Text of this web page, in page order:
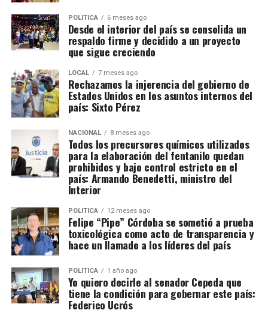
POLÍTICA 6 meses ago
Desde el interior del país se consolida un
respaldo firme y decidido a un proyecto
que sigue creciendo
LOCAL 7 meses ago
Rechazamos la injerencia del gobierno de
Estados Unidos en los asuntos internos del
país: Sixto Pérez
NACIONAL 8 meses ago
Todos los precursores químicos utilizados
para la elaboración del fentanilo quedan
prohibidos y bajo control estricto en el
país: Armando Benedetti, ministro del
Interior
POLÍTICA 12 meses ago
Felipe “Pipe” Córdoba se sometió a prueba
toxicológica como acto de transparencia y
hace un llamado a los líderes del país
POLÍTICA 1 año ago
Yo quiero decirle al senador Cepeda que
tiene la condición para gobernar este país:
Federico Ucrós